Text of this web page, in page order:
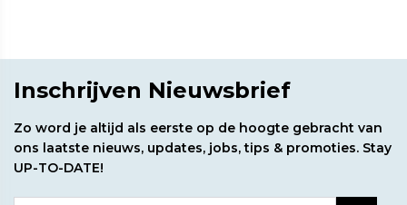
Inschrijven Nieuwsbrief
Zo word je altijd als eerste op de hoogte gebracht van
ons laatste nieuws, updates, jobs, tips & promoties. Stay
UP-TO-DATE!